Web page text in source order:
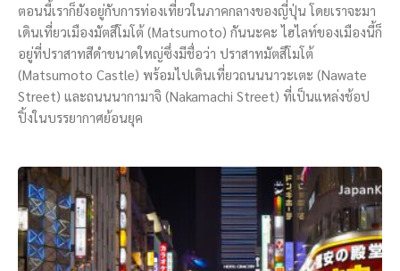
ตอนนี้เราก็ยังอยู่กับการท่องเที่ยวในภาคกลางของญี่ปุ่น โดยเราจะมา
เดินเที่ยวเมืองมัตสึโมโต้ (Matsumoto) กันนะคะ ไฮไลท์ของเมืองนี้ก็
อยู่ที่ปราสาทสีดำขนาดใหญ่ซึ่งมีชื่อว่า ปราสาทมัตสึโมโต้
(Matsumoto Castle) พร้อมไปเดินเที่ยวถนนนาวะเตะ (Nawate
Street) และถนนนากามาจิ (Nakamachi Street) ที่เป็นแหล่งช้อป
ปิ้งในบรรยากาศย้อนยุค